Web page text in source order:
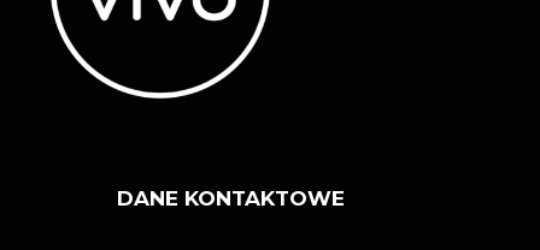
DANE KONTAKTOWE